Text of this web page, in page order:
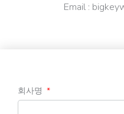
Email :
회사명